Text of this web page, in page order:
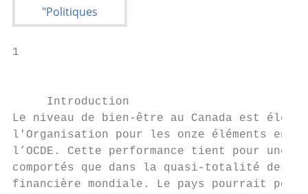
1
     Introduction
Le niveau de bien-être au Canada est
l'Organisation pour les onze éléments
l’OCDE. Cette performance tient pour
comportés que dans la quasi-totalité des
financière mondiale. Le pays pourrait